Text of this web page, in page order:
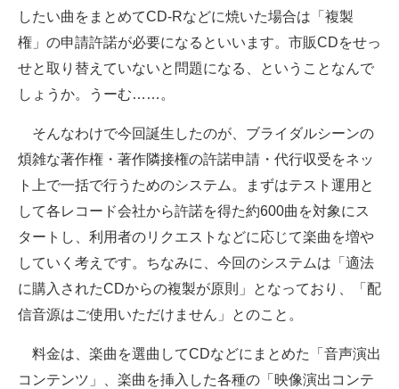
したい曲をまとめてCD-Rなどに焼いた場合は「複製
権」の申請許諾が必要になるといいます。市販CDをせっ
せと取り替えていないと問題になる、ということなんで
しょうか。うーむ……。
そんなわけで今回誕生したのが、ブライダルシーンの
煩雑な著作権・著作隣接権の許諾申請・代行収受をネッ
ト上で一括で行うためのシステム。まずはテスト運用と
して各レコード会社から許諾を得た約600曲を対象にス
タートし、利用者のリクエストなどに応じて楽曲を増や
していく考えです。ちなみに、今回のシステムは「適法
に購入されたCDからの複製が原則」となっており、「配
信音源はご使用いただけません」とのこと。
料金は、楽曲を選曲してCDなどにまとめた「音声演出
コンテンツ」、楽曲を挿入した各種の「映像演出コンテ